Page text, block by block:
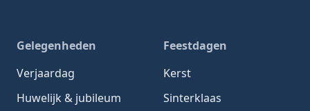
Gelegenheden
Verjaardag
Huwelijk & jubileum
Feestdagen
Kerst
Sinterklaas